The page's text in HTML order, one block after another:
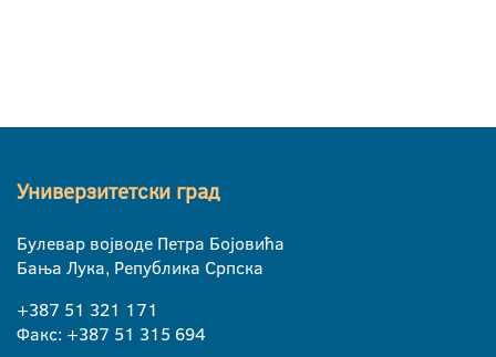
Универзитетски град
Булевар војводе Петра Бојовића
Бања Лука, Република Српска
+387 51 321 171
Факс: +387 51 315 694